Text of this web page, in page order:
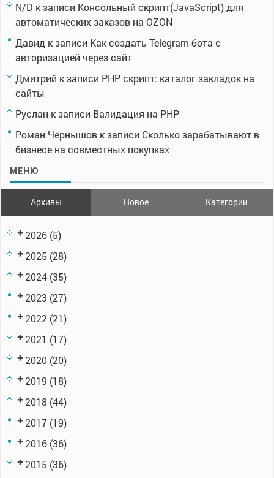
N/D к записи Консольный скрипт(JavaScript) для
автоматических заказов на OZON
Давид к записи Как создать Telegram-бота с
авторизацией через сайт
Дмитрий к записи PHP скрипт: каталог закладок на
сайты
Руслан к записи Валидация на PHP
Роман Чернышов к записи Сколько зарабатывают в
бизнесе на совместных покупках
МЕНЮ
Архивы Новое Категории
2026 (5)
2025 (28)
2024 (35)
2023 (27)
2022 (21)
2021 (17)
2020 (20)
2019 (18)
2018 (44)
2017 (19)
2016 (36)
2015 (36)